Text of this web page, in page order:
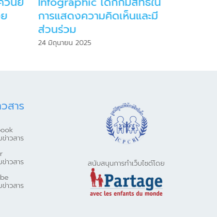
การแสดงความคิดเห็นและมี
ส่วนร่วม
24 มิถุนายน 2025
สาร
าวสาร
าวสาร
าวสาร
สนับสนุนการทำเว็บไซต์โดย